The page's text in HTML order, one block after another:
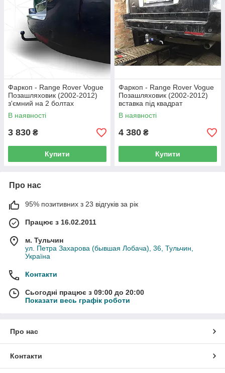
Фаркоп - Range Rover Vogue
Позашляховик (2002-2012)
з'ємний на 2 болтах
В наявності
3 830 ₴
Купити
Фаркоп - Range Rover Vogue
Позашляховик (2002-2012)
вставка під квадрат
В наявності
4 380 ₴
Купити
Про нас
95% позитивних з 23 відгуків за рік
Працює з 16.02.2011
м. Тульчин
ул. Петра Захарова (бывшая Лобача), 36, Тульчин,
Україна
Контакти
Сьогодні працює з 09:00 до 20:00
Показати весь графік роботи
Про нас
Контакти